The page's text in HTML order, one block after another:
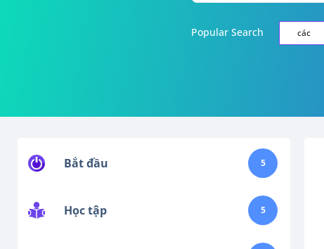
Popular Search các
Bắt đầu 5
Học tập 5